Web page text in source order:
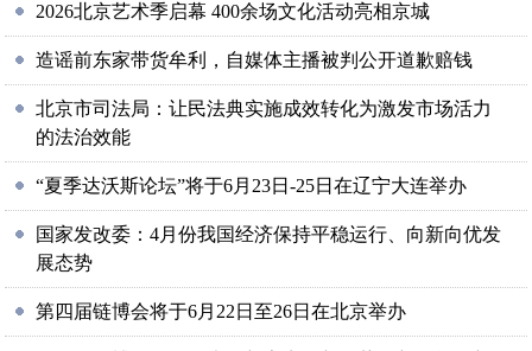
2026北京艺术季启幕 400余场文化活动亮相京城
造谣前东家带货牟利，自媒体主播被判公开道歉赔钱
北京市司法局：让民法典实施成效转化为激发市场活力
的法治效能
“夏季达沃斯论坛”将于6月23日-25日在辽宁大连举办
国家发改委：4月份我国经济保持平稳运行、向新向优发
展态势
第四届链博会将于6月22日至26日在北京举办